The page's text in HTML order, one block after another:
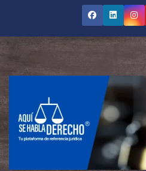
contenido